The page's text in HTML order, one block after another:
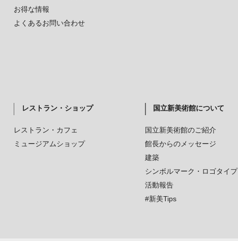
お得な情報
よくあるお問い合わせ
レストラン・ショップ
レストラン・カフェ
ミュージアムショップ
国立新美術館について
国立新美術館のご紹介
館長からのメッセージ
建築
シンボルマーク・ロゴタイプ
活動報告
#新美Tips